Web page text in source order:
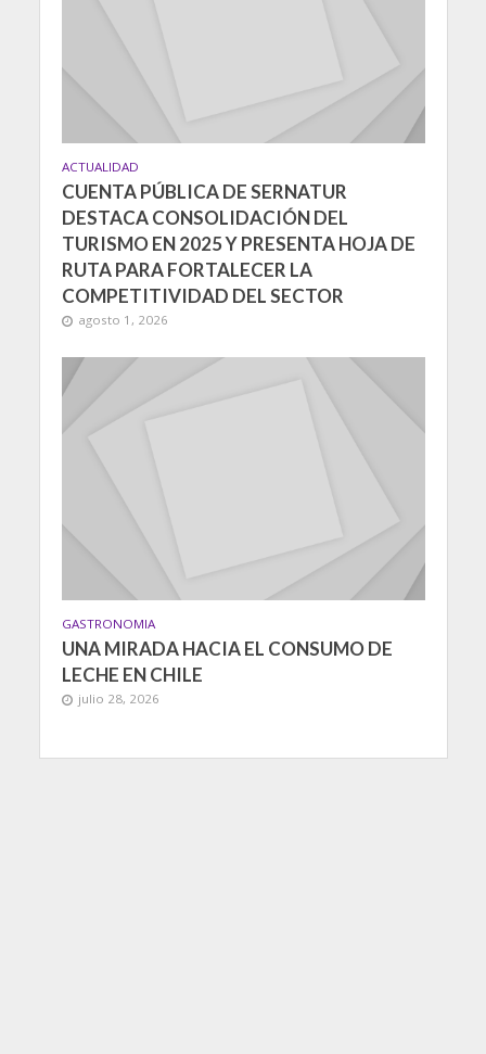
ACTUALIDAD
CUENTA PÚBLICA DE SERNATUR
DESTACA CONSOLIDACIÓN DEL
TURISMO EN 2025 Y PRESENTA HOJA DE
RUTA PARA FORTALECER LA
COMPETITIVIDAD DEL SECTOR
agosto 1, 2026
GASTRONOMIA
UNA MIRADA HACIA EL CONSUMO DE
LECHE EN CHILE
julio 28, 2026